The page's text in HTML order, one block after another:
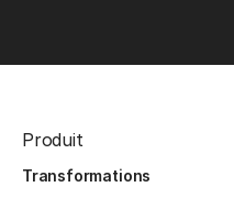
Produit
Transformations